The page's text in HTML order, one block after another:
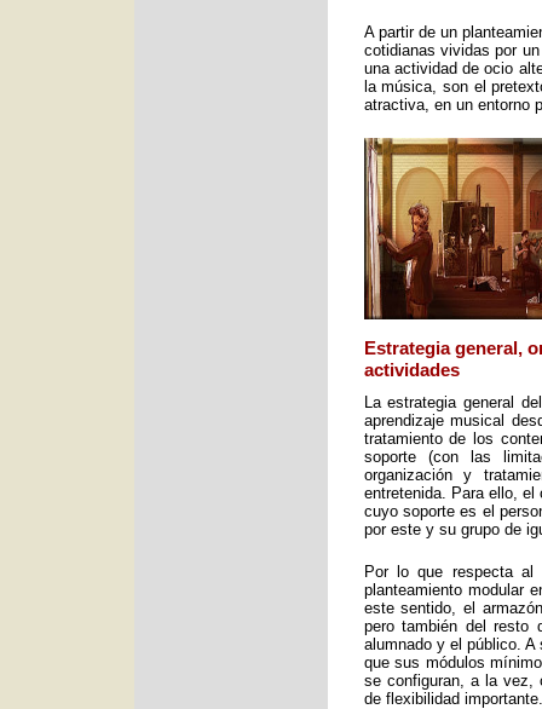
A partir de un
cotidianas vividas por
una actividad de ocio
la música, son el
atractiva, en un entorno
Estrategia general,
actividades
La estrategia general
aprendizaje musical
tratamiento de los
soporte (con las
organización y
entretenida. Para ello,
cuyo soporte es el
por este y su grupo de
Por lo que respecta al
planteamiento modular
este sentido, el
pero también del resto
alumnado y el público.
que sus módulos
se configuran, a la vez,
de flexibilidad importante.